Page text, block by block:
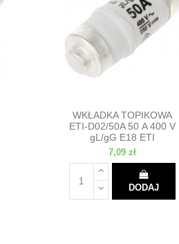
WKŁADKA TOPIKOWA
ETI-D02/50A 50 A 400 V
gL/gG E18 ETI
7,09 zł
DODAJ